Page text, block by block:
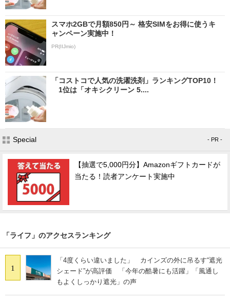
スマホ2GBで月額850円～ 格安SIMをお得に使うキ
ャンペーン実施中！
PR(IIJmio)
「コストコで人気の洗濯洗剤」ランキングTOP10！
1位は「オキシクリーン 5....
Special - PR -
【抽選で5,000円分】Amazonギフトカードが
当たる！読者アンケート実施中
「ライフ」のアクセスランキング
1
「4度くらい違いました」 カインズの外に吊るす“遮光
シェード”が高評価 「今年の酷暑にも活躍」「風通し
もよくしっかり遮光」の声